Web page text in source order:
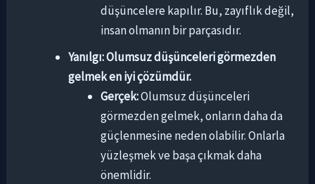
düşüncelere kapılır. Bu, zayıflık değil,
insan olmanın bir parçasıdır.
Yanılgı: Olumsuz düşünceleri görmezden
gelmek en iyi çözümdür.
Gerçek:Olumsuz düşünceleri
görmezden gelmek, onların daha da
güçlenmesine neden olabilir. Onlarla
yüzleşmek ve başa çıkmak daha
önemlidir.